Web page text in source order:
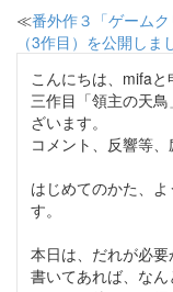
≪番外作３「ゲーム
（3作目）を公開しま
こんにちは、mifaと
三作目「領主の天
ざいます。
コメント、反響等、
はじめてのかた、
す。
本日は、だれが必要
書いてあれば、な